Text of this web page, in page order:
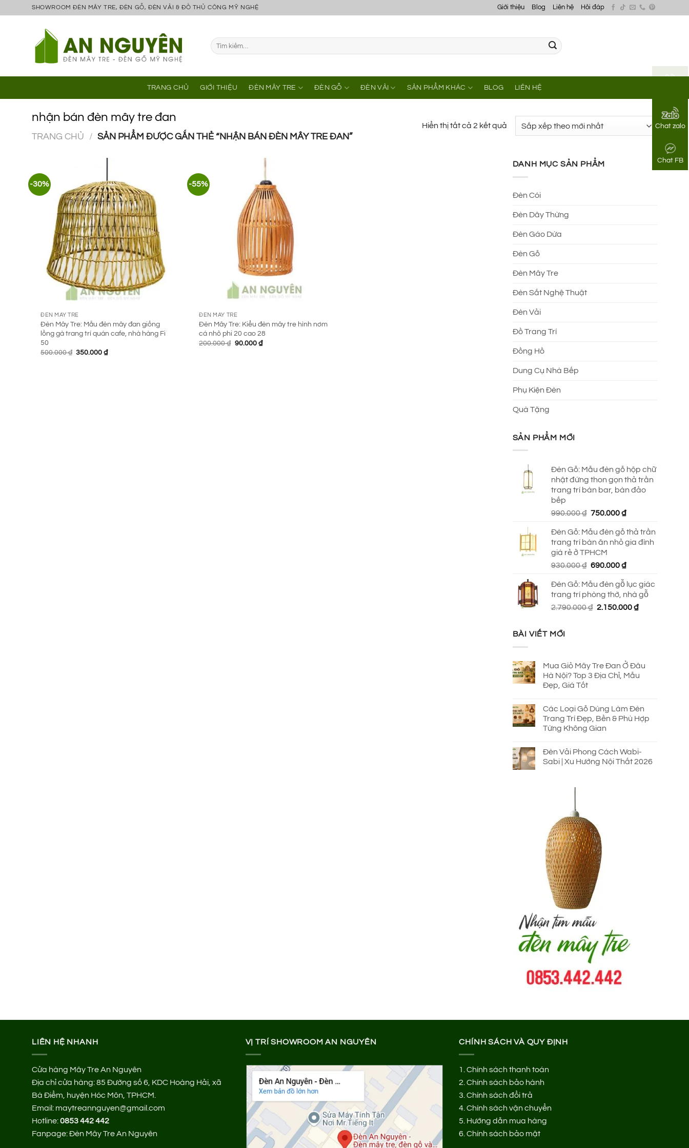
Chat zalo
Chat FB
SHOWROOM ĐÈN MÂY TRE, ĐÈN GỖ, ĐÈN VẢI & ĐỒ THỦ CÔNG MỸ NGHỆ Giới thiệu Blog Liên hệ Hỏi đáp
Tìm
kiếm:
TRANG CHỦ GIỚI THIỆU ĐÈN MÂY TRE ĐÈN GỖ ĐÈN VẢI SẢN PHẨM KHÁC BLOG LIÊN HỆ
nhận bán đèn mây tre đan
TRANG CHỦ / SẢN PHẨM ĐƯỢC GẮN THẺ “NHẬN BÁN ĐÈN MÂY TRE ĐAN”
Hiển thị tất cả 2 kết quảĐã
sắp
theo
mới
-30%
ĐÈN MÂY TRE
Đèn Mây Tre: Mẫu đèn mây đan giống
lồng gà trang trí quán cafe, nhà hàng Fi
50
500.000₫ Giá
350.000₫Giá
-55%
ĐÈN MÂY TRE
Đèn Mây Tre: Kiểu đèn mây tre hình nơm
cá nhỏ phi 20 cao 28
200.000₫ Giá
90.000 ₫Giá
DANH MỤC SẢN PHẨM
Đèn Cói
Đèn Dây Thừng
Đèn Gáo Dừa
Đèn Gỗ
Đèn Mây Tre
Đèn Sắt Nghệ Thuật
Đèn Vải
Đồ Trang Trí
Đồng Hồ
Dung Cụ Nhà Bếp
Phụ Kiện Đèn
Quà Tặng
SẢN PHẨM MỚI
Đèn Gỗ: Mẫu đèn gỗ hộp chữ
nhật đứng thon gọn thả trần
trang trí bàn bar, bàn đảo
bếp
990.000₫ Giá
là:
990.000 ₫.
750.000₫Giá
tại
là:
Đèn Gỗ: Mẫu đèn gỗ thả trần
trang trí bàn ăn nhỏ gia đình
giá rẻ ở TPHCM
930.000₫ Giá
là:
930.000 ₫.
690.000₫Giá
tại
là:
690.000 ₫.
Đèn Gỗ: Mẫu đèn gỗ lục giác
trang trí phòng thờ, nhà gỗ
2.790.000₫ Giá
2.150.000₫Giá
BÀI VIẾT MỚI
Mua Giỏ Mây Tre Đan Ở Đâu
Hà Nội? Top 3 Địa Chỉ, Mẫu
Đẹp, Giá Tốt
Các Loại Gỗ Dùng Làm Đèn
Trang Trí Đẹp, Bền & Phù Hợp
Từng Không Gian
Đèn Vải Phong Cách Wabi-
Sabi | Xu Hướng Nội Thất 2026
LIÊN HỆ NHANH
Cửa hàng Mây Tre An Nguyên
Địa chỉ cửa hàng:85 Đường số 6, KDC Hoàng Hải, xã
Bà Điểm, huyện Hóc Môn, TPHCM.
Email: maytreannguyen@gmail.com
Hotline:0853 442 442
Fanpage:Đèn Mây Tre An Nguyên
VỊ TRÍ SHOWROOM AN NGUYÊN CHÍNH SÁCH VÀ QUY ĐỊNH
1.Chính sách thanh toán
2.Chính sách bảo hành
3.Chính sách đổi trả
4.Chính sách vận chuyển
5. Hướng dẫn mua hàng
6.Chính sách bảo mật